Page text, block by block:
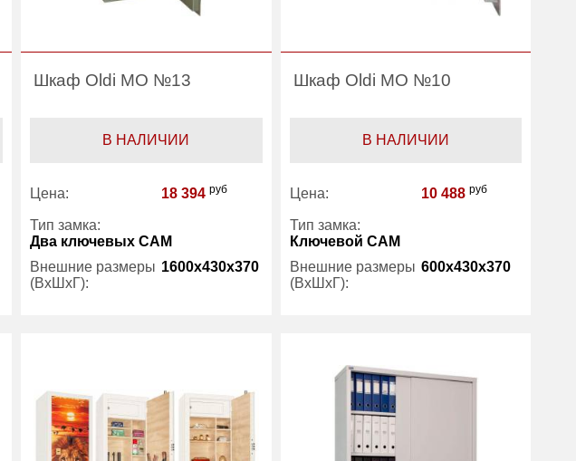
Шкаф Oldi МО №13
В НАЛИЧИИ
Цена: 18 394 руб
Тип замка:
Два ключевых САМ
Внешние размеры
(ВхШхГ):
1600x430x370
Вес (кг) : 45
Гарантия: 1 год
Шкаф Oldi МО №10
В НАЛИЧИИ
Цена: 10 488 руб
Тип замка:
Ключевой САМ
Внешние размеры
(ВхШхГ):
600x430x370
Трейзер: есть
Гарантия: